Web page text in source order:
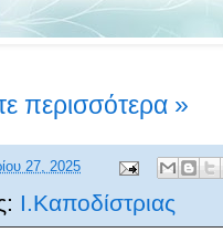
περισσότερα »
27, 2025
Ι.Καποδίστριας